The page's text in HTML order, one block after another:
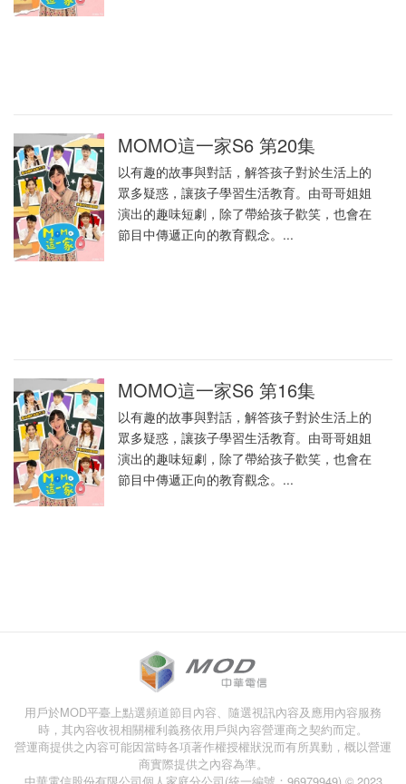
MOMO這一家S6 第20集
以有趣的故事與對話，解答孩子對於生活上的
眾多疑惑，讓孩子學習生活教育。由哥哥姐姐
演出的趣味短劇，除了帶給孩子歡笑，也會在
節目中傳遞正向的教育觀念。...
MOMO這一家S6 第16集
以有趣的故事與對話，解答孩子對於生活上的
眾多疑惑，讓孩子學習生活教育。由哥哥姐姐
演出的趣味短劇，除了帶給孩子歡笑，也會在
節目中傳遞正向的教育觀念。...
用戶於MOD平臺上點選頻道節目內容、隨選視訊內容及應用內容服務
時，其內容收視相關權利義務依用戶與內容營運商之契約而定。
營運商提供之內容可能因當時各項著作權授權狀況而有所異動，概以營運
商實際提供之內容為準。
中華電信股份有限公司個人家庭分公司(統一編號：96979949) © 2023